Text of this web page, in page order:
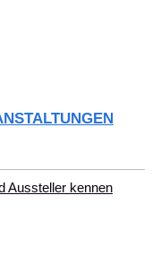
Aussteller kennen